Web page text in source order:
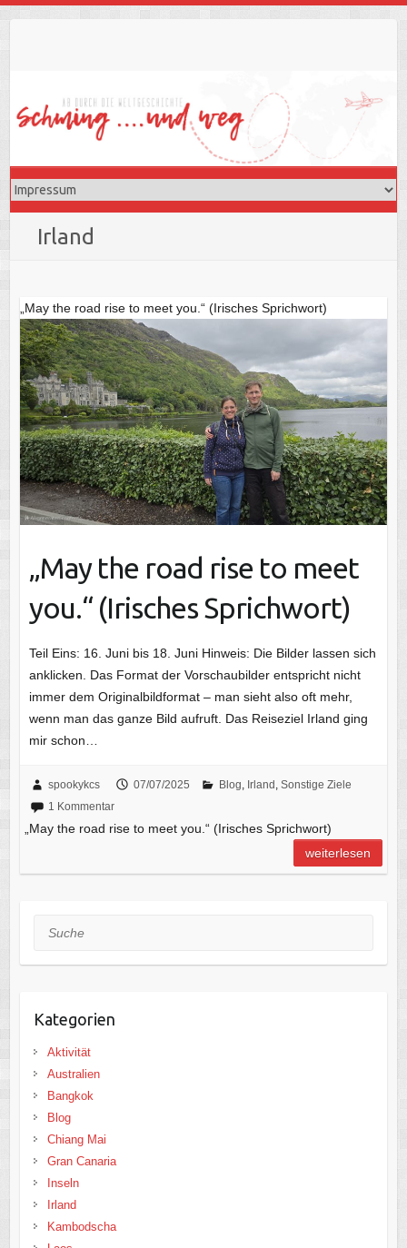
Irland
„May the road rise to meet you.“ (Irisches Sprichwort)
„May the road rise to meet
you.“ (Irisches Sprichwort)
Teil Eins: 16. Juni bis 18. Juni Hinweis: Die Bilder lassen sich
anklicken. Das Format der Vorschaubilder entspricht nicht
immer dem Originalbildformat – man sieht also oft mehr,
wenn man das ganze Bild aufruft. Das Reiseziel Irland ging
mir schon…
spookykcs 07/07/2025 Blog, Irland , Sonstige Ziele
1 Kommentar
„May the road rise to meet you.“ (Irisches Sprichwort)
weiterlesen
Suche
Kategorien
Aktivität
Australien
Bangkok
Blog
Chiang Mai
Gran Canaria
Inseln
Irland
Kambodscha